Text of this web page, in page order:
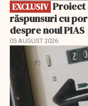
EXCLUSIV
răspunsuri cu
despre noul PIAS
05 AUGUST 2026